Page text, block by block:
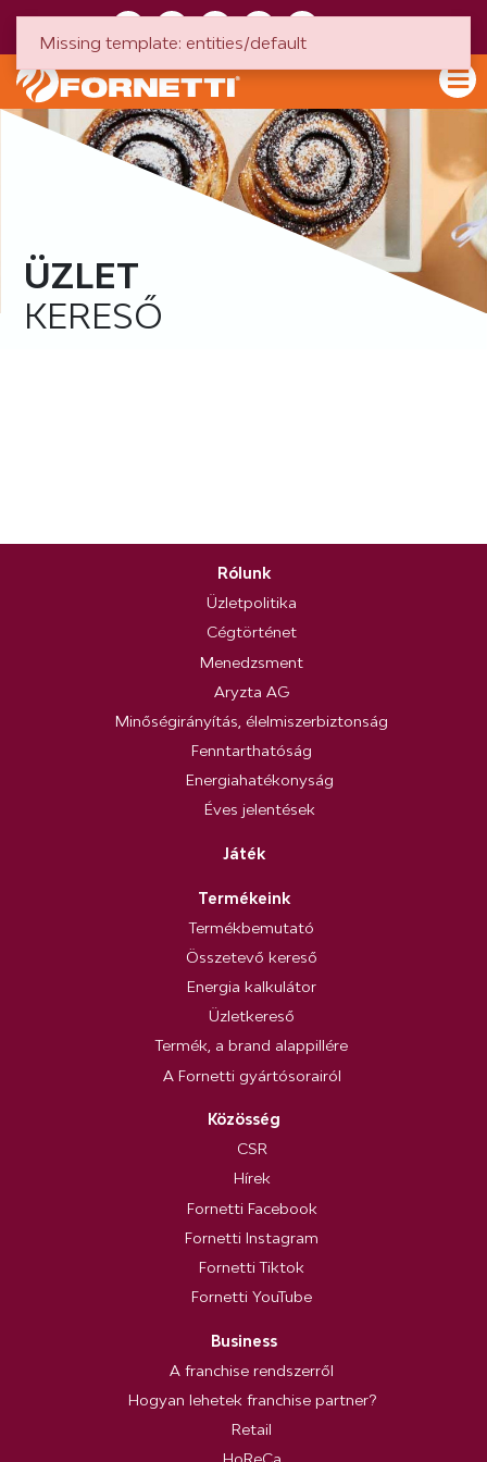
ÜZLET
KERESŐ
Rólunk
Üzletpolitika
Cégtörténet
Menedzsment
Aryzta AG
Minőségirányítás, élelmiszerbiztonság
Fenntarthatóság
Energiahatékonyság
Éves jelentések
Játék
Termékeink
Termékbemutató
Összetevő kereső
Energia kalkulátor
Üzletkereső
Termék, a brand alappillére
A Fornetti gyártósorairól
Közösség
CSR
Hírek
Fornetti Facebook
Fornetti Instagram
Fornetti Tiktok
Fornetti YouTube
Business
A franchise rendszerről
Hogyan lehetek franchise partner?
Retail
Missing template: entities/default